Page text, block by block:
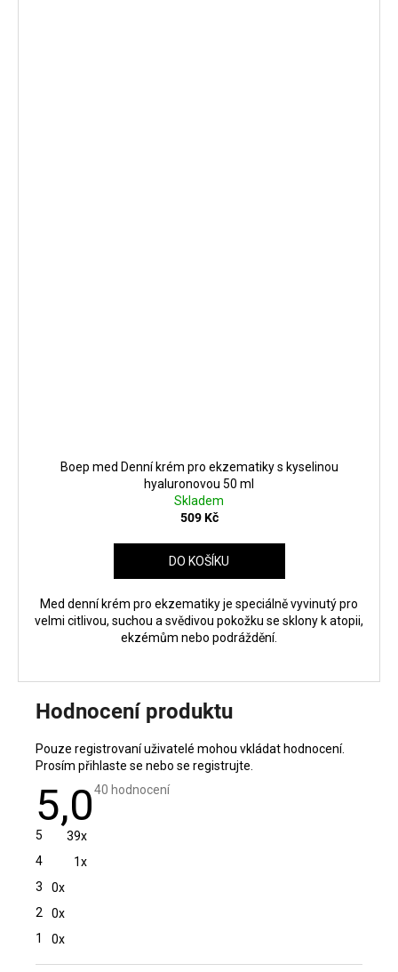
Boep med Denní krém pro ekzematiky s kyselinou
hyaluronovou 50 ml
Skladem
509 Kč
DO KOŠÍKU
Med denní krém pro ekzematiky je speciálně vyvinutý pro
velmi citlivou, suchou a svědivou pokožku se sklony k atopii,
ekzémům nebo podráždění.
Hodnocení produktu
Pouze registrovaní uživatelé mohou vkládat hodnocení.
Prosím přihlaste se nebo se registrujte.
5,0Průměrné
40 hodnocení
5
39x
4
1x
3
0x
2
0x
1
0x